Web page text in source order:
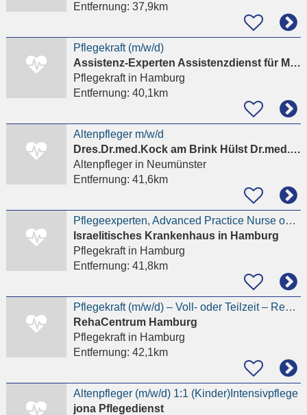
Entfernung: 37,9km
Pflegekraft (m/w/d)
Assistenz-Experten Assistenzdienst für Menschen...
Pflegekraftin Hamburg
Entfernung: 40,1km
Altenpfleger m/w/d
Dres.Dr.med.Kock am Brink Hülst Dr.med.Borst
Altenpflegerin Neumünster
Entfernung: 41,6km
Pflegeexperten, Advanced Practice Nurse oder Onkologische Pflegekraft (m/w/d)
Israelitisches Krankenhaus in Hamburg
Pflegekraftin Hamburg
Entfernung: 41,8km
Pflegekraft (m/w/d) – Voll- oder Teilzeit – RehaCentrum Hamburg, Heidenkampsweg
RehaCentrum Hamburg
Pflegekraftin Hamburg
Entfernung: 42,1km
Altenpfleger (m/w/d) 1:1 (Kinder)Intensivpflege
jona Pflegedienst